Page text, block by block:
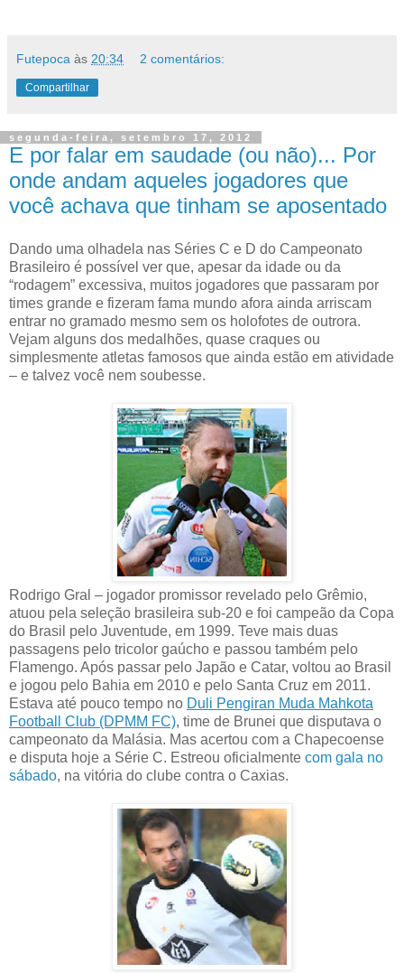
Futepoca às 20:34 2 comentários:
Compartilhar
segunda-feira, setembro 17, 2012
E por falar em saudade (ou não)... Por
onde andam aqueles jogadores que
você achava que tinham se aposentado
Dando uma olhadela nas Séries C e D do Campeonato
Brasileiro é possível ver que, apesar da idade ou da
“rodagem” excessiva, muitos jogadores que passaram por
times grande e fizeram fama mundo afora ainda arriscam
entrar no gramado mesmo sem os holofotes de outrora.
Vejam alguns dos medalhões, quase craques ou
simplesmente atletas famosos que ainda estão em atividade
– e talvez você nem soubesse.
Rodrigo Gral – jogador promissor revelado pelo Grêmio,
atuou pela seleção brasileira sub-20 e foi campeão da Copa
do Brasil pelo Juventude, em 1999. Teve mais duas
passagens pelo tricolor gaúcho e passou também pelo
Flamengo. Após passar pelo Japão e Catar, voltou ao Brasil
e jogou pelo Bahia em 2010 e pelo Santa Cruz em 2011.
Estava até pouco tempo no Duli Pengiran Muda Mahkota
Football Club (DPMM FC), time de Brunei que disputava o
campeonato da Malásia. Mas acertou com a Chapecoense
e disputa hoje a Série C. Estreou oficialmente com gala no
sábado, na vitória do clube contra o Caxias.